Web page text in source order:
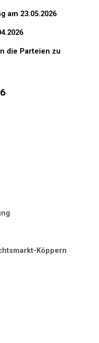
am 23.05.2026
die Parteien zu
Köppern